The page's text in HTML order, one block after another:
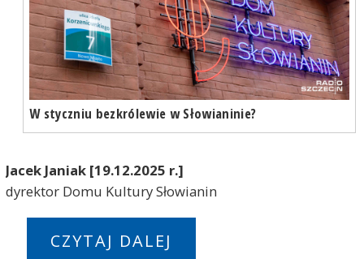
W styczniu bezkrólewie w Słowianinie?
Jacek Janiak [19.12.2025 r.]
dyrektor Domu Kultury Słowianin
CZYTAJ DALEJ